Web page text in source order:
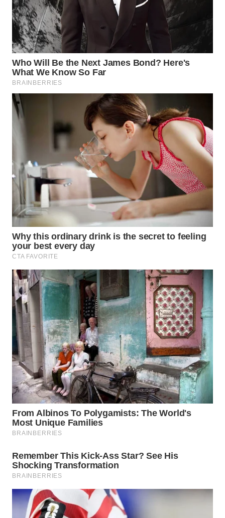
WN
MADURA
WN
SURABAYA
WN
NATUNA
MANDALIKA
WN
LIKUPANG
WN
LABUANBAJO
BORNEO
Wahana
Media
Group
WAHANA
NEWS
WAHANA
TANI
WAHANA
ADVOKAT
WAHANA
INFRASTRUKTUR
WAHANA
KONSUMEN